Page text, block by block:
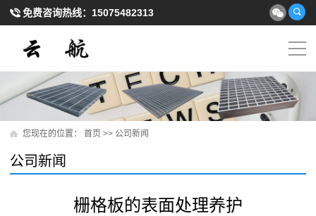
免费咨询热线： 15075482313
您现在的位置： 首页 >> 公司新闻
公司新闻
栅格板的表面处理养护